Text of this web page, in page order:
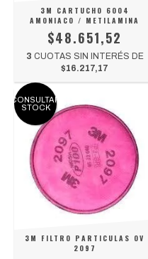
3M CARTUCHO 6004
AMONIACO / METILAMINA
$48.651,52
3 CUOTAS SIN INTERÉS DE
$16.217,17
CONSULTAR
STOCK
3M FILTRO PARTICULAS OV
2097